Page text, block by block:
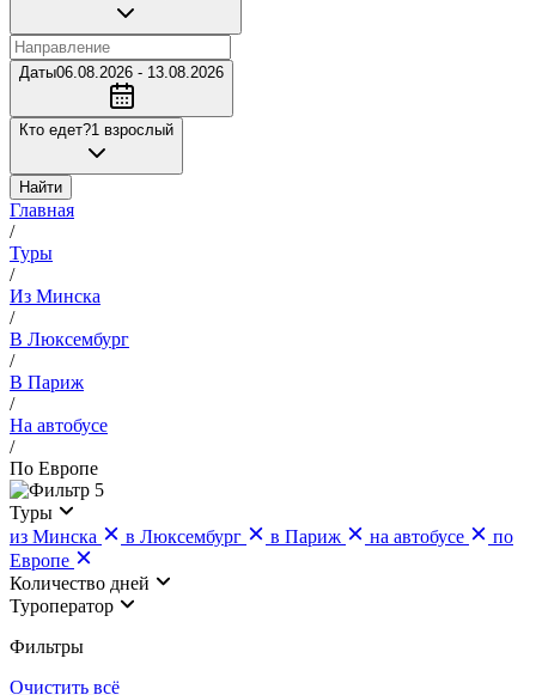
Даты06.08.2026 - 13.08.2026
Кто едет?1 взрослый
Найти
Главная
/
Туры
/
Из Минска
/
В Люксембург
/
В Париж
/
На автобусе
/
По Европе
5
Туры
из Минска
в Люксембург в Париж на автобусе
по
Европе
Количество дней
Туроператор
Фильтры
Очистить всё